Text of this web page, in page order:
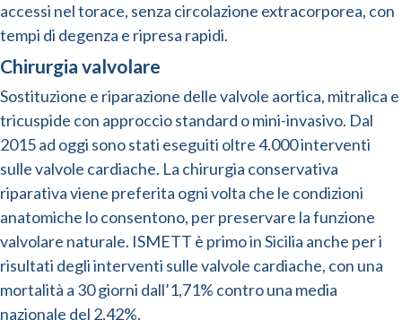
accessi nel torace, senza circolazione extracorporea, con
tempi di degenza e ripresa rapidi.
Chirurgia valvolare
Sostituzione e riparazione delle valvole aortica, mitralica e
tricuspide con approccio standard o mini-invasivo. Dal
2015 ad oggi sono stati eseguiti oltre 4.000 interventi
sulle valvole cardiache. La chirurgia conservativa
riparativa viene preferita ogni volta che le condizioni
anatomiche lo consentono, per preservare la funzione
valvolare naturale. ISMETT è primo in Sicilia anche per i
risultati degli interventi sulle valvole cardiache, con una
mortalità a 30 giorni dall’1,71% contro una media
nazionale del 2,42%.